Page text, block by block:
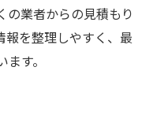
越し関連サービス
トサービス
プ活用法
の業者からの見積もり
報を整理しやすく、最
す。